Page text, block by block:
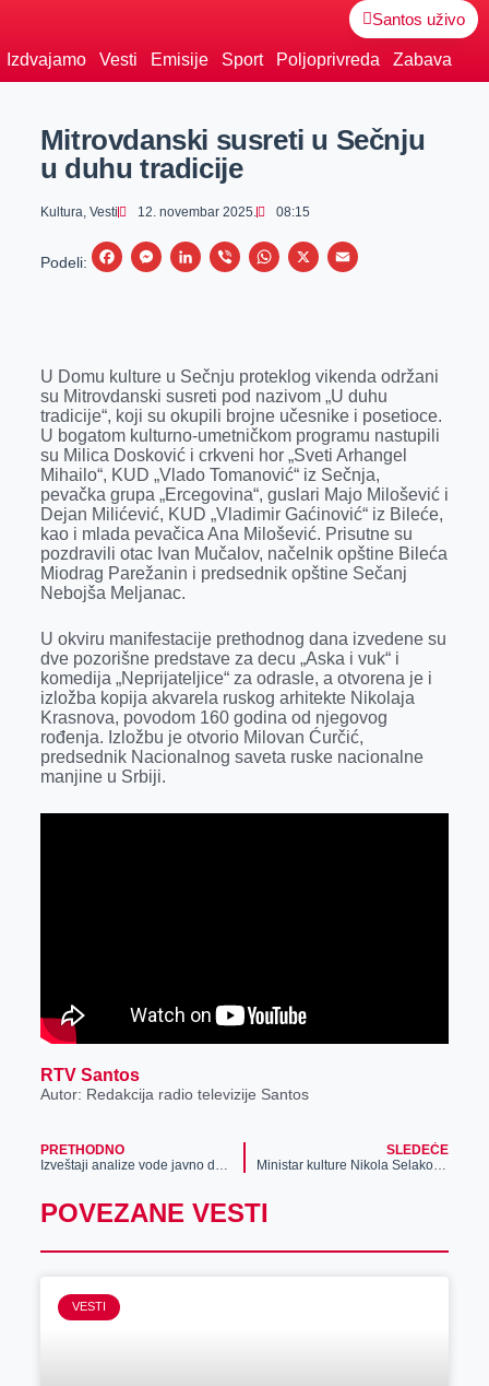
Santos uživo
Izdvajamo Vesti Emisije Sport Poljoprivreda Zabava
Mitrovdanski susreti u Sečnju
u duhu tradicije
Kultura, Vesti 12. novembar 2025. 08:15
Podeli:
F
b
o
o
k
M
e
n
g
e
r
L
e
d
I
n
V
r
W
s
A
p
p
X
E
l
U Domu kulture u Sečnju proteklog vikenda održani
su Mitrovdanski susreti pod nazivom „U duhu
tradicije“, koji su okupili brojne učesnike i posetioce.
U bogatom kulturno-umetničkom programu nastupili
su Milica Dosković i crkveni hor „Sveti Arhangel
Mihailo“, KUD „Vlado Tomanović“ iz Sečnja,
pevačka grupa „Ercegovina“, guslari Majo Milošević i
Dejan Milićević, KUD „Vladimir Gaćinović“ iz Bileće,
kao i mlada pevačica Ana Milošević. Prisutne su
pozdravili otac Ivan Mučalov, načelnik opštine Bileća
Miodrag Parežanin i predsednik opštine Sečanj
Nebojša Meljanac.
U okviru manifestacije prethodnog dana izvedene su
dve pozorišne predstave za decu „Aska i vuk“ i
komedija „Neprijateljice“ za odrasle, a otvorena je i
izložba kopija akvarela ruskog arhitekte Nikolaja
Krasnova, povodom 160 godina od njegovog
rođenja. Izložbu je otvorio Milovan Ćurčić,
predsednik Nacionalnog saveta ruske nacionalne
manjine u Srbiji.
RTV Santos
Autor: Redakcija radio televizije Santos
PRETHODNO
SLEDEĆE
Ministar kulture Nikola Selaković posetio Zrenjanin
POVEZANE VESTI
VESTI